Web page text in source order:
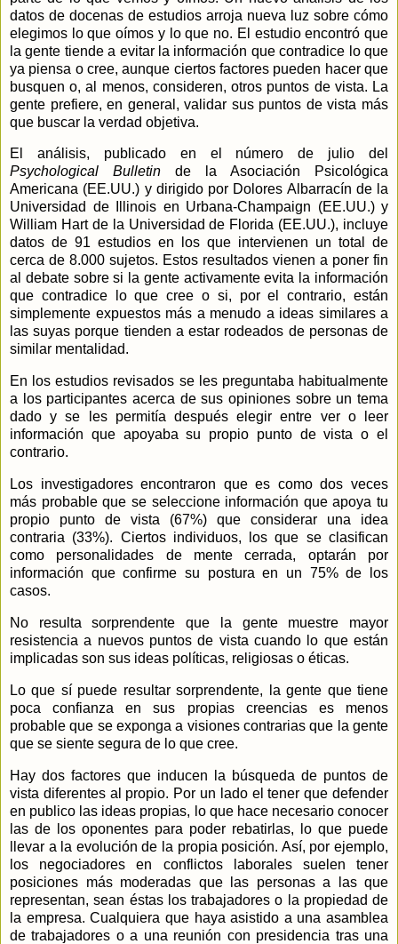
datos de docenas de estudios arroja nueva luz sobre cómo
elegimos lo que oímos y lo que no. El estudio encontró que
la gente tiende a evitar la información que contradice lo que
ya piensa o cree, aunque ciertos factores pueden hacer que
busquen o, al menos, consideren, otros puntos de vista. La
gente prefiere, en general, validar sus puntos de vista más
que buscar la verdad objetiva.
El análisis, publicado en el número de julio del
Psychological Bulletin de la Asociación Psicológica
Americana (EE.UU.) y dirigido por Dolores Albarracín de la
Universidad de Illinois en Urbana-Champaign (EE.UU.) y
William Hart de la Universidad de Florida (EE.UU.), incluye
datos de 91 estudios en los que intervienen un total de
cerca de 8.000 sujetos. Estos resultados vienen a poner fin
al debate sobre si la gente activamente evita la información
que contradice lo que cree o si, por el contrario, están
simplemente expuestos más a menudo a ideas similares a
las suyas porque tienden a estar rodeados de personas de
similar mentalidad.
En los estudios revisados se les preguntaba habitualmente
a los participantes acerca de sus opiniones sobre un tema
dado y se les permitía después elegir entre ver o leer
información que apoyaba su propio punto de vista o el
contrario.
Los investigadores encontraron que es como dos veces
más probable que se seleccione información que apoya tu
propio punto de vista (67%) que considerar una idea
contraria (33%). Ciertos individuos, los que se clasifican
como personalidades de mente cerrada, optarán por
información que confirme su postura en un 75% de los
casos.
No resulta sorprendente que la gente muestre mayor
resistencia a nuevos puntos de vista cuando lo que están
implicadas son sus ideas políticas, religiosas o éticas.
Lo que sí puede resultar sorprendente, la gente que tiene
poca confianza en sus propias creencias es menos
probable que se exponga a visiones contrarias que la gente
que se siente segura de lo que cree.
Hay dos factores que inducen la búsqueda de puntos de
vista diferentes al propio. Por un lado el tener que defender
en publico las ideas propias, lo que hace necesario conocer
las de los oponentes para poder rebatirlas, lo que puede
llevar a la evolución de la propia posición. Así, por ejemplo,
los negociadores en conflictos laborales suelen tener
posiciones más moderadas que las personas a las que
representan, sean éstas los trabajadores o la propiedad de
la empresa. Cualquiera que haya asistido a una asamblea
de trabajadores o a una reunión con presidencia tras una